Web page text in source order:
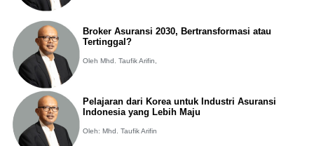
Broker Asuransi 2030, Bertransformasi atau
Tertinggal?
Oleh Mhd. Taufik Arifin,
Pelajaran dari Korea untuk Industri Asuransi
Indonesia yang Lebih Maju
Oleh: Mhd. Taufik Arifin